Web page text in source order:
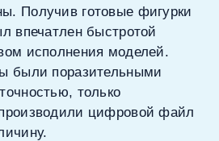
Получив готовые фигурки
впечатлен быстротой
исполнения моделей.
были поразительными
только
цифровой файл